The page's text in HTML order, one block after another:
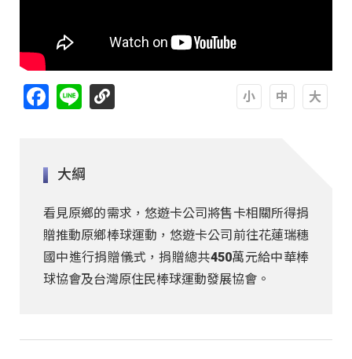
Facebook
Line
大綱
看見原鄉的需求，悠遊卡公司將售卡相關所得捐
贈推動原鄉棒球運動，悠遊卡公司前往花蓮瑞穗
國中進行捐贈儀式，捐贈總共450萬元給中華棒
球協會及台灣原住民棒球運動發展協會。